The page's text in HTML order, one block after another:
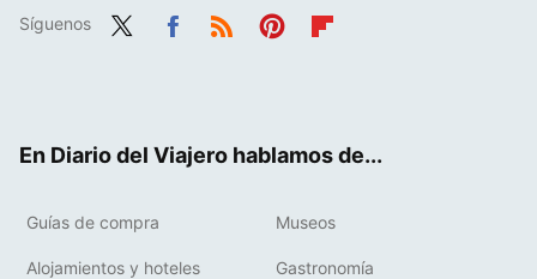
Síguenos
En Diario del Viajero hablamos de...
Guías de compra Museos
Alojamientos y hoteles Gastronomía